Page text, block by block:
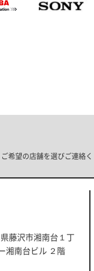
希望の店舗を選びご連絡く
藤沢市湘南台１丁
湘南台ビル ２階